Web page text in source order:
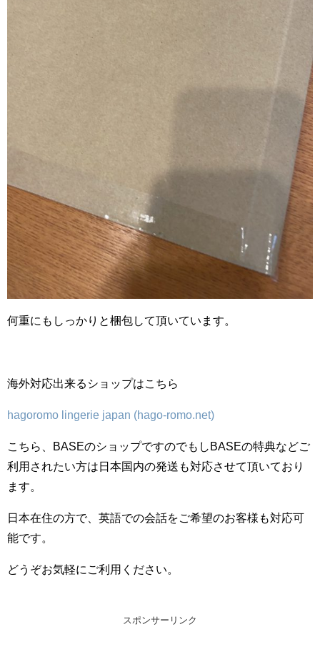
何重にもしっかりと梱包して頂いています。
海外対応出来るショップはこちら
hagoromo lingerie japan (hago-romo.net)
こちら、BASEのショップですのでもしBASEの特典などご
利用されたい方は日本国内の発送も対応させて頂いており
ます。
日本在住の方で、英語での会話をご希望のお客様も対応可
能です。
どうぞお気軽にご利用ください。
スポンサーリンク